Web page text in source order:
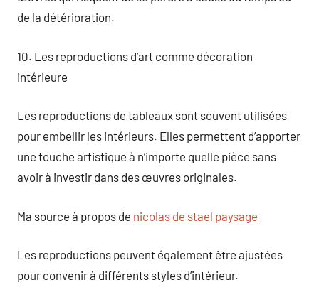
de la détérioration.
10. Les reproductions d’art comme décoration
intérieure
Les reproductions de tableaux sont souvent utilisées
pour embellir les intérieurs. Elles permettent d’apporter
une touche artistique à n’importe quelle pièce sans
avoir à investir dans des œuvres originales.
Ma source à propos de nicolas de stael paysage
Les reproductions peuvent également être ajustées
pour convenir à différents styles d’intérieur.